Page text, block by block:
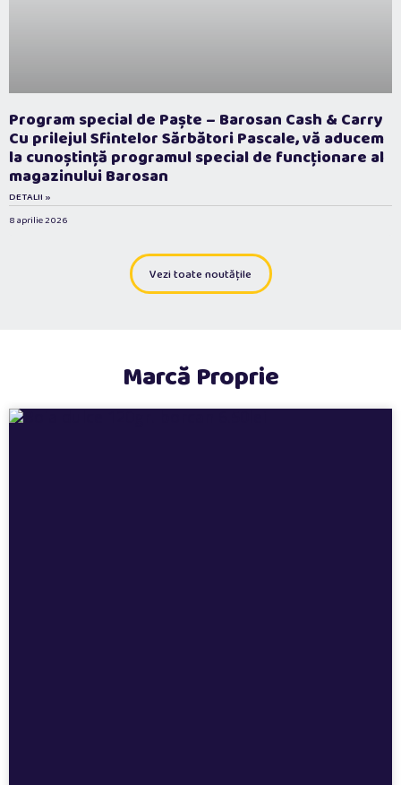
Program special de Paște – Barosan Cash & Carry
Cu prilejul Sfintelor Sărbători Pascale, vă aducem
la cunoștință programul special de funcționare al
magazinului Barosan
DETALII »
8 aprilie 2026
Vezi toate noutățile
Marcă Proprie